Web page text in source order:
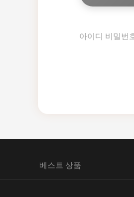
아이디 비밀번
베스트 상품